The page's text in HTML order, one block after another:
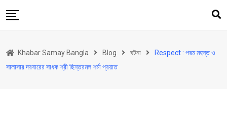
to
উত্তরবঙ্গ
Khabar Samay Bangla Blog ঘটনা
Respect : পরম মহন্ত ও
সালাসার দরবারের সাধক শ্রী ছিন্তরমল শর্মা প্রয়াত